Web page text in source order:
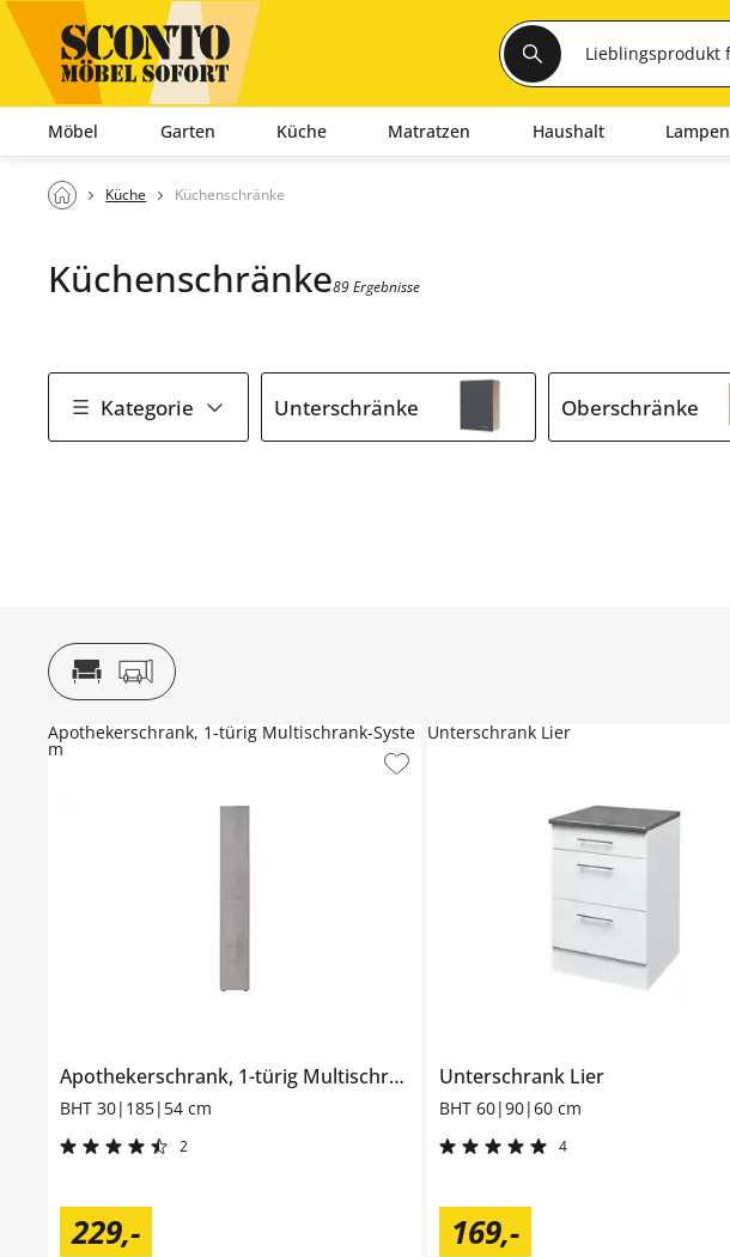
Möbel Garten Küche Matratzen Haushalt Lampen
Küche Küchenschränke
Küchenschränke89 Ergebnisse
Kategorie Unterschränke Oberschränke
Apothekerschrank, 1-türig Multischrank-System
BHT 30|185|54 cm
2
229,-
Apothekerschrank, 1-türig Multischrank-Syste
m
Unterschrank Lier
BHT 60|90|60 cm
4
169,-
Unterschrank Lier